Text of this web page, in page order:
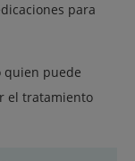
para
quien puede
el tratamiento